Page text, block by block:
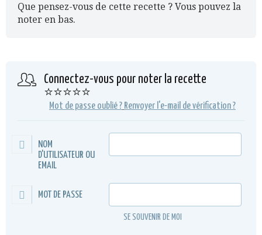
Que pensez-vous de cette recette ? Vous pouvez la
noter en bas.
Connectez-vous pour noter la recette
⭐⭐⭐⭐⭐
Mot de passe oublié ? Renvoyer l'e-mail de vérification ?
NOM
D'UTILISATEUR OU
EMAIL
MOT DE PASSE
SE SOUVENIR DE MOI